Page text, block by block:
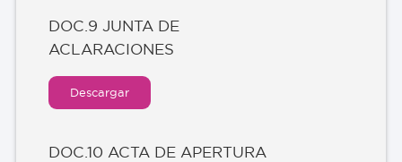
DOC.9 JUNTA DE
ACLARACIONES
Descargar
DOC.10 ACTA DE APERTURA